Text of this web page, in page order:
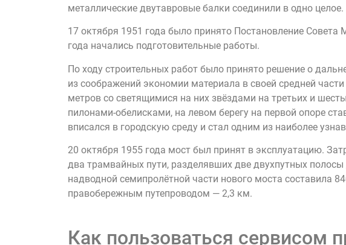
металлические двутавровые балки соединили в одно целое.
17 октября 1951 года было принято Постановление
года начались подготовительные работы.
По ходу строительных работ было принято решение о
из соображений экономии материала в своей средней
метров со светящимися на них звёздами на третьих и
пилонами-обелисками, на левом берегу на первой опоре
вписался в городскую среду и стал одним из наиболее
20 октября 1955 года мост был принят в эксплуатацию.
два трамвайных пути, разделявших две двухпутных
надводной семипролётной части нового моста составила
правобережным путепроводом — 2,3 км.
Как пользоваться сервисом